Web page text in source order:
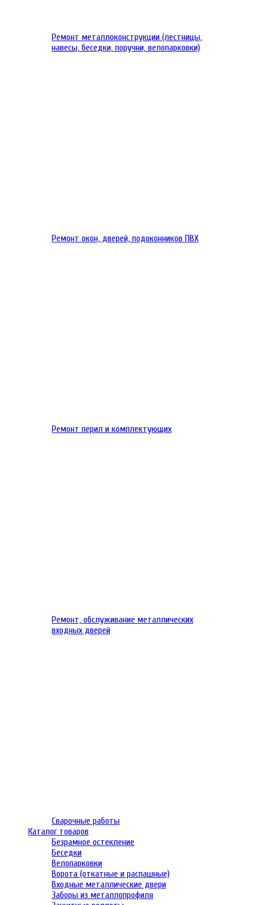
Ремонт металлоконструкции (лестницы,
навесы, беседки, поручни, велопарковки)
Ремонт окон, дверей, подоконников ПВХ
Ремонт перил и комплектующих
Ремонт, обслуживание металлических
входных дверей
Сварочные работы
Каталог товаров
Безрамное остекление
Беседки
Велопарковки
Ворота (откатные и распашные)
Входные металлические двери
Заборы из металлопрофиля